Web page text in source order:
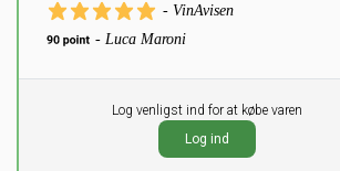
- VinAvisen
- Luca Maroni
Log venligst ind for at købe varen
Log ind